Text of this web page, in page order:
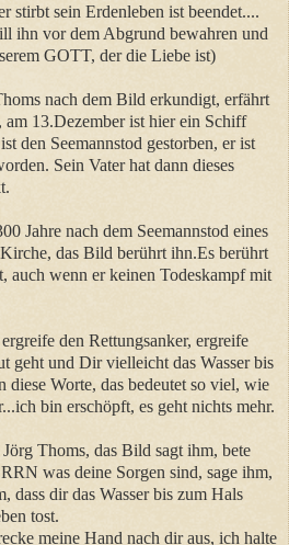
stirbt sein Erdenleben ist beendet....
ihn vor dem Abgrund bewahren und
GOTT, der die Liebe ist)
nach dem Bild erkundigt, erfährt
am 13.Dezember ist hier ein Schiff
den Seemannstod gestorben, er ist
Sein Vater hat dann dieses
Jahre nach dem Seemannstod eines
das Bild berührt ihn.Es berührt
auch wenn er keinen Todeskampf mit
den Rettungsanker, ergreife
geht und Dir vielleicht das Wasser bis
diese Worte, das bedeutet so viel, wie
bin erschöpft, es geht nichts mehr.
Thoms, das Bild sagt ihm, bete
was deine Sorgen sind, sage ihm,
dass dir das Wasser bis zum Hals
tost.
meine Hand nach dir aus, ich halte